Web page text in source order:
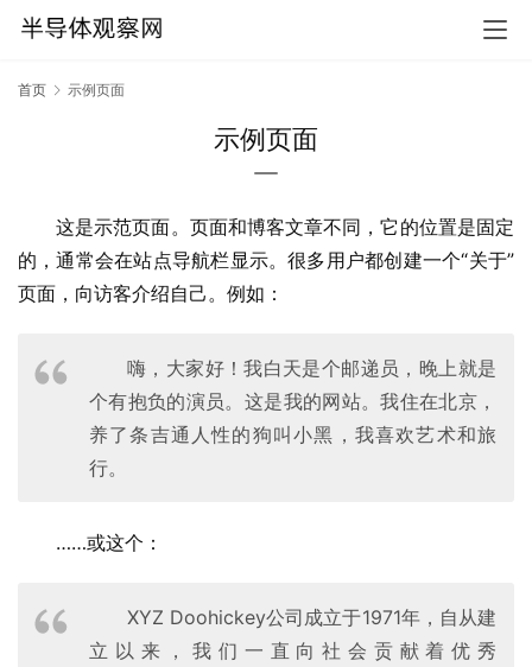
首页 示例页面
示例页面
这是示范页面。页面和博客文章不同，它的位置是固定
的，通常会在站点导航栏显示。很多用户都创建一个“关于”
页面，向访客介绍自己。例如：
嗨，大家好！我白天是个邮递员，晚上就是
个有抱负的演员。这是我的网站。我住在北京，
养了条吉通人性的狗叫小黑，我喜欢艺术和旅
行。
……或这个：
XYZ Doohickey公司成立于1971年，自从建
立以来，我们一直向社会贡献着优秀